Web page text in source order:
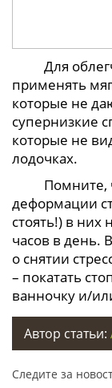
Для
применять
которые не
супернизкие
которые не
лодочках.
Помните,
деформации
стоять!) в
часов в день.
о снятии
– покатать
ванночку и/
Автор статьи:
Следите за